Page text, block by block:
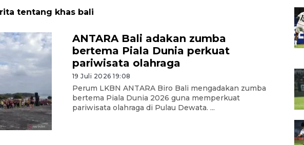
tentang khas bali
ANTARA Bali adakan zumba
bertema Piala Dunia perkuat
pariwisata olahraga
19 Juli 2026 19:08
Perum LKBN ANTARA Biro Bali mengadakan zumba
bertema Piala Dunia 2026 guna memperkuat
pariwisata olahraga di Pulau Dewata. ...